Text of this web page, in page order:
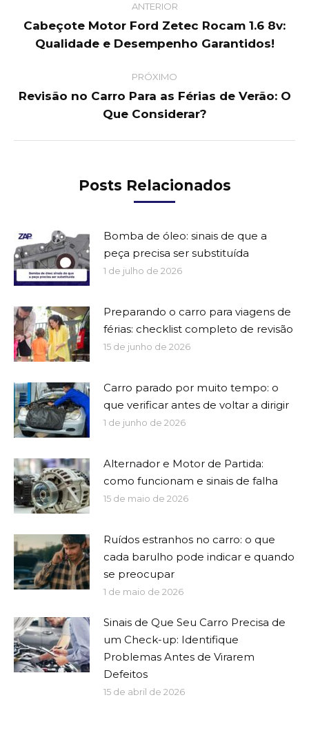
navigation
ANTERIOR
Previous
post:
Cabeçote Motor Ford Zetec Rocam 1.6 8v:
Qualidade e Desempenho Garantidos!
PRÓXIMO
Next
post:
Revisão no Carro Para as Férias de Verão: O
Que Considerar?
Posts Relacionados
Bomba de óleo: sinais de que a
peça precisa ser substituída
1 de julho de 2026
Preparando o carro para viagens de
férias: checklist completo de revisão
15 de junho de 2026
Carro parado por muito tempo: o
que verificar antes de voltar a dirigir
1 de junho de 2026
Alternador e Motor de Partida:
como funcionam e sinais de falha
15 de maio de 2026
Ruídos estranhos no carro: o que
cada barulho pode indicar e quando
se preocupar
1 de maio de 2026
Sinais de Que Seu Carro Precisa de
um Check-up: Identifique
Problemas Antes de Virarem
Defeitos
15 de abril de 2026